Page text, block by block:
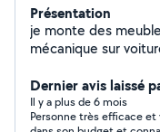
Présentation
je monte des
mécanique sur
Dernier avis laissé
Il y a plus de 6 mois
Personne très efficace